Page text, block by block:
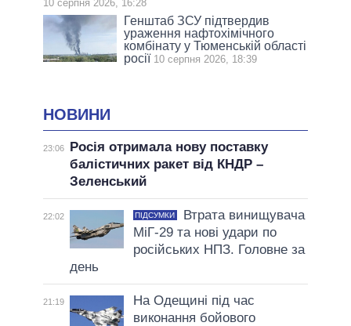
10 серпня 2026, 16:28
Генштаб ЗСУ підтвердив
ураження нафтохімічного
комбінату у Тюменській області
росії 10 серпня 2026, 18:39
НОВИНИ
23:06
Росія отримала нову поставку
балістичних ракет від КНДР –
Зеленський
22:02 ПІДСУМКИ
Втрата винищувача
МіГ-29 та нові удари по
російських НПЗ. Головне за
день
21:19
На Одещині під час
виконання бойового